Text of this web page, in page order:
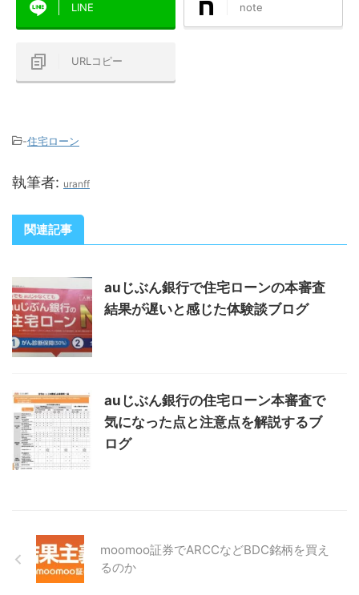
LINE note
URLコピー
-住宅ローン
執筆者: uranff
関連記事
auじぶん銀行で住宅ローンの本審査
結果が遅いと感じた体験談ブログ
auじぶん銀行の住宅ローン本審査で
気になった点と注意点を解説するブ
ログ
moomoo証券でARCCなどBDC銘柄を買え
るのか